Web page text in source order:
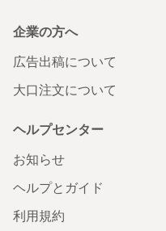
企業の方へ
広告出稿について
大口注文について
ヘルプセンター
お知らせ
ヘルプとガイド
利用規約